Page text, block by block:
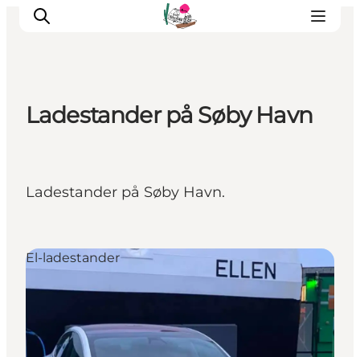
Geopark Besøgscenter
Om Søbygaard
Ladestander på Søby Havn
Ladestander på Søby Havn.
El-ladestander